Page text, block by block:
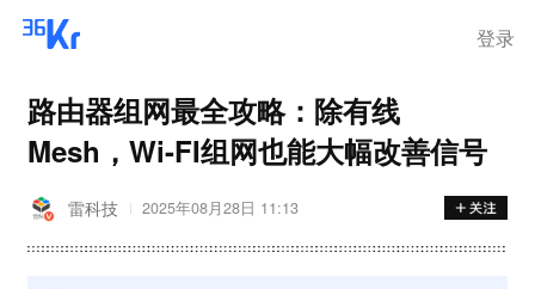
登录
路由器组网最全攻略：除有线
Mesh，Wi-FI组网也能大幅改善信号
雷科技 2025年08月28日 11:13